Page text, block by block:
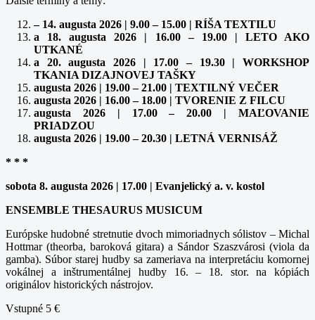
– 14. augusta 2026 | 9.00 – 15.00 | RÍŠA TEXTILU
a 18. augusta 2026 | 16.00 – 19.00 | LETO AKO
UTKANÉ
a 20. augusta 2026 | 17.00 – 19.30 | WORKSHOP
TKANIA DIZAJNOVEJ TAŠKY
augusta 2026 | 19.00 – 21.00 | TEXTILNÝ VEČER
augusta 2026 | 16.00 – 18.00 | TVORENIE Z FILCU
augusta 2026 | 17.00 – 20.00 | MAĽOVANIE
PRIADZOU
augusta 2026 | 19.00 – 20.30 | LETNÁ VERNISÁŽ
* * *
sobota 8. augusta 2026 | 17.00 | Evanjelický a. v. kostol
ENSEMBLE THESAURUS MUSICUM
Európske hudobné stretnutie dvoch mimoriadnych sólistov – Michal
Hottmar (theorba, baroková gitara) a Sándor Szaszvárosi (viola da
gamba). Súbor starej hudby sa zameriava na interpretáciu komornej
vokálnej a inštrumentálnej hudby 16. – 18. stor. na kópiách
originálov historických nástrojov.
Vstupné 5 €